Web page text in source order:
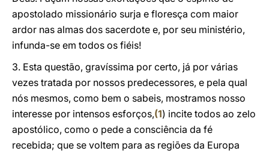
apostolado missionário surja e floresça com maior
ardor nas almas dos sacerdote e, por seu ministério,
infunda-se em todos os fiéis!
3. Esta questão, gravíssima por certo, já por várias
vezes tratada por nossos predecessores, e pela qual
nós mesmos, como bem o sabeis, mostramos nosso
interesse por intensos esforços,(1) incite todos ao zelo
apostólico, como o pede a consciência da fé
recebida; que se voltem para as regiões da Europa